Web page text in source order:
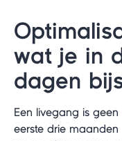
wat je in
dagen
Een livegang is
eerste drie